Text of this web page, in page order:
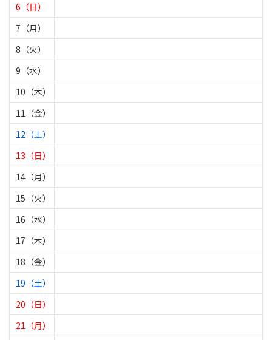
6（日）
7（月）
8（火）
9（水）
10（木）
11（金）
12（土）
13（日）
14（月）
15（火）
16（水）
17（木）
18（金）
19（土）
20（日）
21（月）